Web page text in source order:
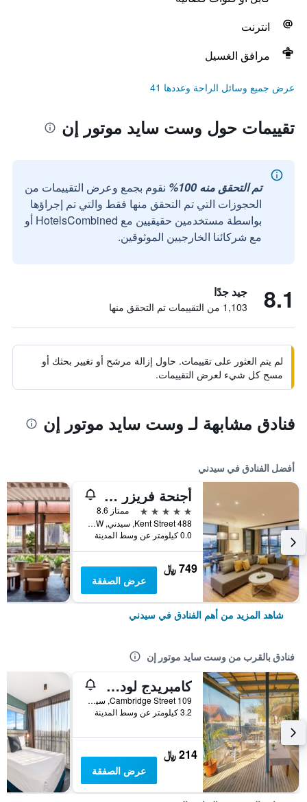
انترنت
مرافق الغسيل
عرض جميع وسائل الراحة وعددها 41
تقييمات حول وست سايد موتور إن
تم التحقق منه 100%
نقوم بجمع وعرض التقييمات من
الحجوزات التي تم التحقق منها فقط والتي تم إجراؤها
بواسطة مستخدمين حقيقيين مع HotelsCombined أو
مع شركائنا الخارجيين الموثوقين.
8.1 جيد جدًا
1,103 من التقييمات تم التحقق منها
لم يتم العثور على تقييمات. حاول إزالة مرشح أو تغيير بحثك أو
مسح كل شيء لعرض التقييمات.
فنادق مشابهة لـ وست سايد موتور إن
أفضل الفنادق في سيدني
أجنحة فريزر سيدني
5 نجوم
ممتاز 8.6
488 Kent Street, سيدني, NSW, أستراليا
0.0 كيلومتر عن وسط المدينة
749 ﷼
عرض الصفقة
شاهد المزيد من أهم الفنادق في سيدني
فنادق بالقرب من وست سايد موتور إن
كامبريدج لودج - هوستل
109 Cambridge Street, سيدني, NSW, أستراليا
3.2 كيلومتر عن وسط المدينة
214 ﷼
عرض الصفقة